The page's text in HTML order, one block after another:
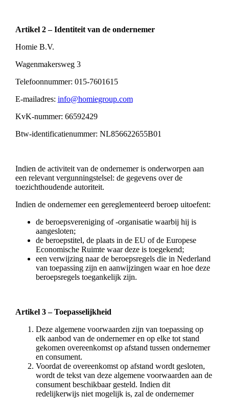
Artikel 2 – Identiteit van de ondernemer
Homie B.V.
Wagenmakersweg 3
Telefoonnummer: 015-7601615
E-mailadres: info@homiegroup.com
KvK-nummer: 66592429
Btw-identificatienummer: NL856622655B01
Indien de activiteit van de ondernemer is onderworpen aan
een relevant vergunningstelsel: de gegevens over de
toezichthoudende autoriteit.
Indien de ondernemer een gereglementeerd beroep uitoefent:
de beroepsvereniging of -organisatie waarbij hij is
aangesloten;
de beroepstitel, de plaats in de EU of de Europese
Economische Ruimte waar deze is toegekend;
een verwijzing naar de beroepsregels die in Nederland
van toepassing zijn en aanwijzingen waar en hoe deze
beroepsregels toegankelijk zijn.
Artikel 3 – Toepasselijkheid
Deze algemene voorwaarden zijn van toepassing op
elk aanbod van de ondernemer en op elke tot stand
gekomen overeenkomst op afstand tussen ondernemer
en consument.
Voordat de overeenkomst op afstand wordt gesloten,
wordt de tekst van deze algemene voorwaarden aan de
consument beschikbaar gesteld. Indien dit
redelijkerwijs niet mogelijk is, zal de ondernemer